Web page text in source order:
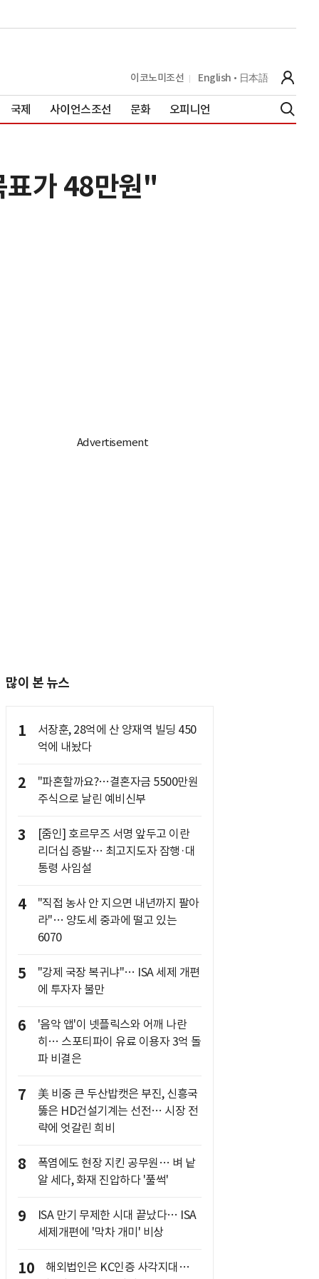
이코노미조선 English 日本語
국제 사이언스조선 문화 오피니언
가 48만원"
많이 본 뉴스
1
서장훈, 28억에 산 양재역 빌딩 450
억에 내놨다
2
"파혼할까요?…결혼자금 5500만원
주식으로 날린 예비신부
3
[줌인] 호르무즈 서명 앞두고 이란
리더십 증발… 최고지도자 잠행·대
통령 사임설
4
"직접 농사 안 지으면 내년까지 팔아
라"… 양도세 중과에 떨고 있는
6070
5
"강제 국장 복귀냐"… ISA 세제 개편
에 투자자 불만
6
'음악 앱'이 넷플릭스와 어깨 나란
히… 스포티파이 유료 이용자 3억 돌
파 비결은
7
美 비중 큰 두산밥캣은 부진, 신흥국
뚫은 HD건설기계는 선전… 시장 전
략에 엇갈린 희비
8
폭염에도 현장 지킨 공무원… 벼 낱
알 세다, 화재 진압하다 '풀썩'
9
ISA 만기 무제한 시대 끝났다… ISA
세제개편에 '막차 개미' 비상
10
해외법인은 KC인증 사각지대…